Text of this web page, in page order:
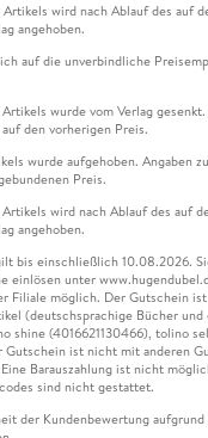
wird nach Ablauf des auf
angehoben.
auf die unverbindliche
wurde vom Verlag gesenkt.
den vorherigen Preis.
wurde aufgehoben. Angaben
Preis.
wird nach Ablauf des auf
angehoben.
bis einschließlich 10.08.2026.
einlösen unter
Filiale möglich. Der Gutschein
(deutschsprachige Bücher und
shine (4016621130466), tolino
Gutschein ist nicht mit anderen
Barauszahlung ist nicht
sind nicht gestattet.
der Kundenbewertung aufgrund